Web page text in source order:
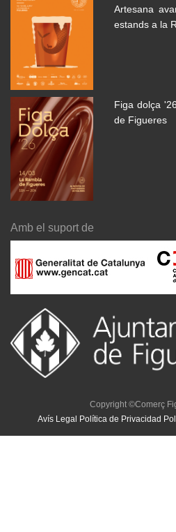
Artesana
estands a la
Figa dolça
de Figueres
Amb el suport de
Copyright ©Comerç
Avís Legal Política de Privacidad